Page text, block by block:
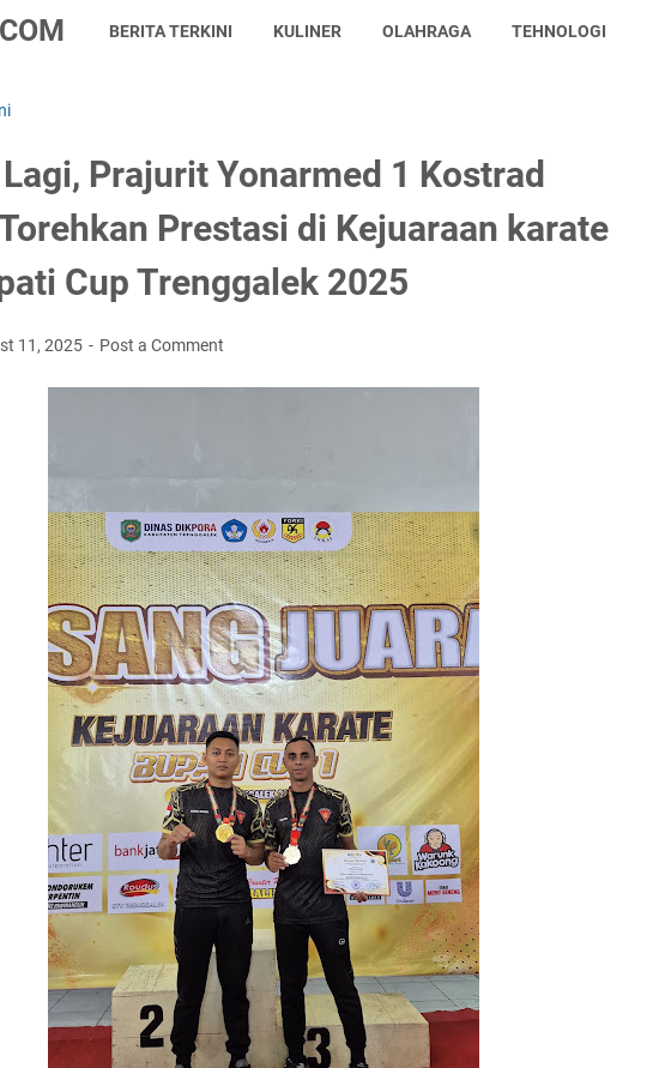
BERITA TERKINI KULINER OLAHRAGA TEHNOLOGI
Prajurit Yonarmed 1 Kostrad
Prestasi di Kejuaraan karate
Cup Trenggalek 2025
11, 2025 Post a Comment